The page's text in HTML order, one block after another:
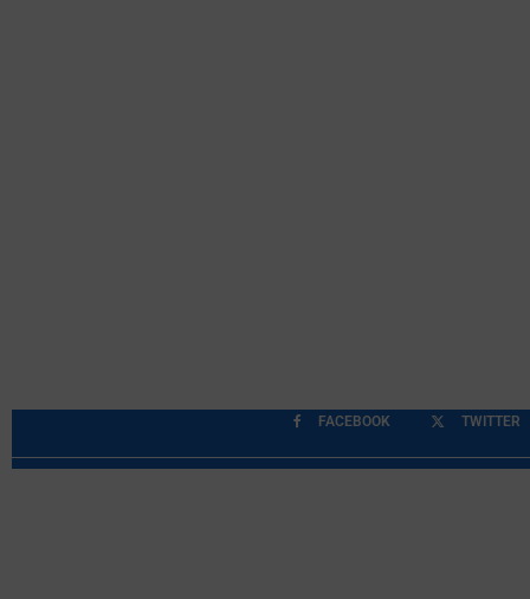
FACEBOOK TWITTER